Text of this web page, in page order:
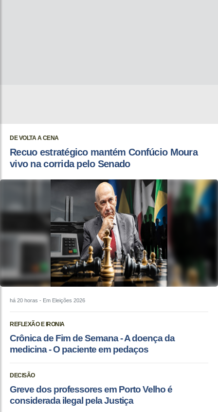
DE VOLTA A CENA
Recuo estratégico mantém Confúcio Moura
vivo na corrida pelo Senado
há 20 horas - Em Eleições 2026
REFLEXÃO E IRONIA
Crônica de Fim de Semana - A doença da
medicina - O paciente em pedaços
DECISÃO
Greve dos professores em Porto Velho é
considerada ilegal pela Justiça